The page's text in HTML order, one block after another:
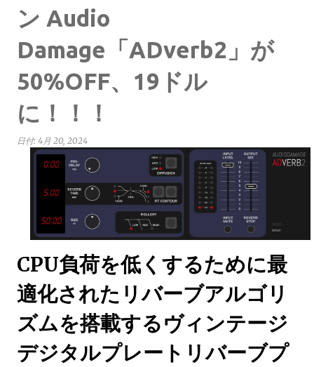
ン Audio
Damage「ADverb2」が
50%OFF、19ドル
に！！！
日付: 4月 20, 2024
CPU負荷を低くするために最
適化されたリバーブアルゴリ
ズムを搭載するヴィンテージ
デジタルプレートリバーブプ